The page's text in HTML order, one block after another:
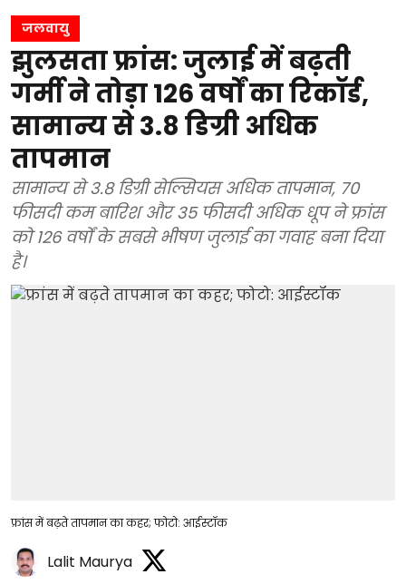
जलवायु
झुलसता फ्रांस: जुलाई में बढ़ती
गर्मी ने तोड़ा 126 वर्षों का रिकॉर्ड,
सामान्य से 3.8 डिग्री अधिक
तापमान
सामान्य से 3.8 डिग्री सेल्सियस अधिक तापमान, 70
फीसदी कम बारिश और 35 फीसदी अधिक धूप ने फ्रांस
को 126 वर्षों के सबसे भीषण जुलाई का गवाह बना दिया
है।
फ्रांस में बढ़ते तापमान का कहर; फोटो: आईस्टॉक
Lalit Maurya